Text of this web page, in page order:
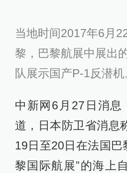
当地时间2017年6月
黎，巴黎航展中展出
队展示国产P-1反潜
中新网6月27日消息
道，日本防卫省消息
19日至20日在法国巴
黎国际航展”的海上